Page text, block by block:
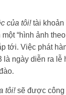
của tôi!tài khoản
“hình ảnh
tới. Việc phát
là ngày diễn ra lễ
tôi!sẽ được